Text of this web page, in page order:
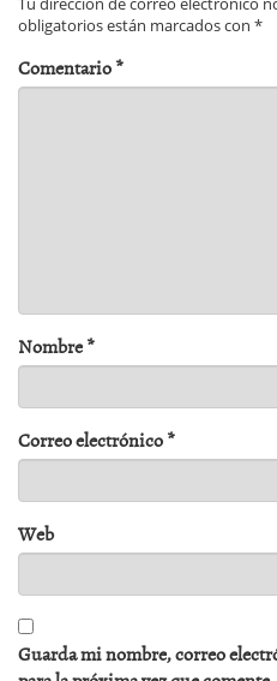
obligatorios están marcados con *
Comentario*
Nombre*
Correo electrónico*
Web
Guarda mi nombre, correo